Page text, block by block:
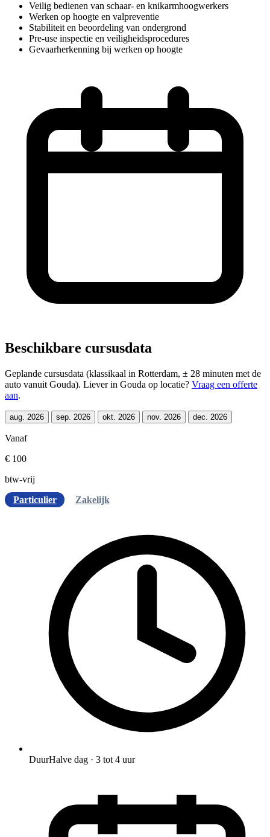
Veilig bedienen van schaar- en knikarmhoogwerkers
Werken op hoogte en valpreventie
Stabiliteit en beoordeling van ondergrond
Pre-use inspectie en veiligheidsprocedures
Gevaarherkenning bij werken op hoogte
Beschikbare cursusdata
Geplande cursusdata (klassikaal in Rotterdam, ± 28 minuten met de
auto vanuit Gouda). Liever in Gouda op locatie? Vraag een offerte
aan.
aug. 2026 sep. 2026 okt. 2026 nov. 2026 dec. 2026
Vanaf
€ 100
btw-vrij
Particulier
Zakelijk
DuurHalve dag · 3 tot 4 uur